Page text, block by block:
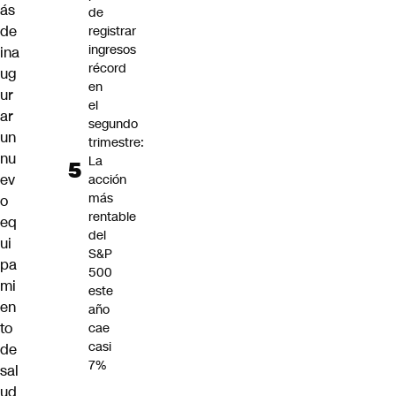
ás
de
ina
ug
ur
ar
un
nu
ev
o
eq
ui
pa
mi
en
to
de
sal
ud
de
registrar
ingresos
récord
en
el
segundo
trimestre:
La
acción
más
rentable
del
S&P
500
este
año
cae
casi
7%